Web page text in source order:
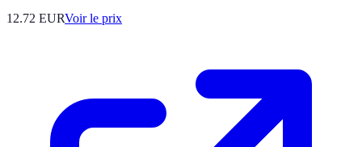
12.72 EURVoir le prix